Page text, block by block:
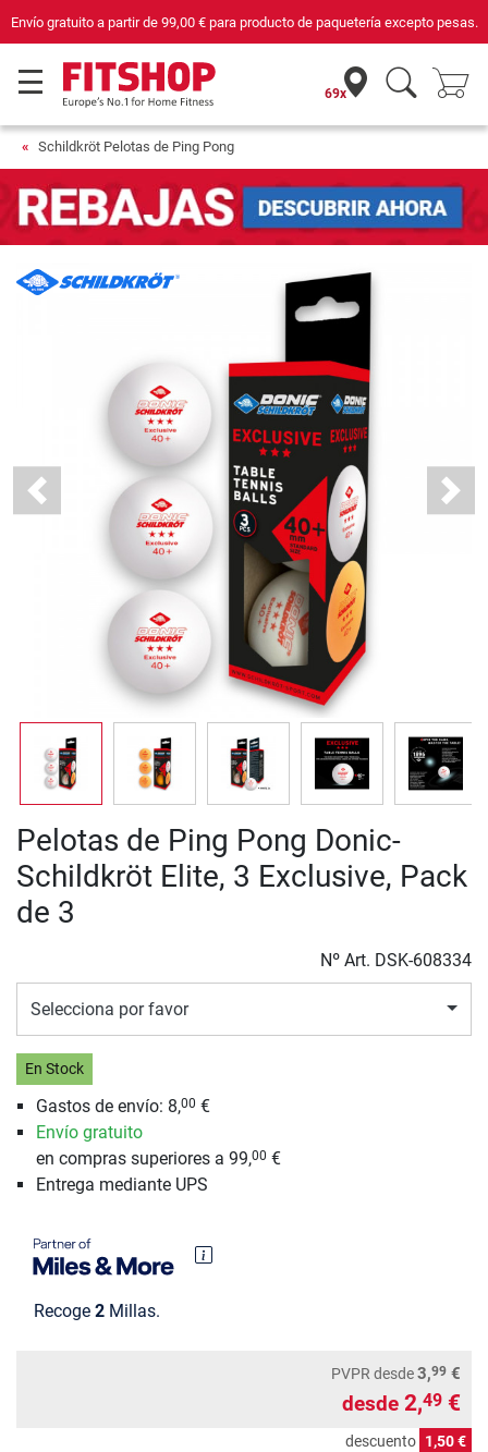
Envío gratuito a partir de 99,00 €para producto de paquetería excepto pesas.
69x
Schildkröt Pelotas de Ping Pong
Previous Next
Pelotas de Ping Pong Donic-
Schildkröt Elite, 3 Exclusive, Pack
de 3
Nº Art. DSK-608334
Selecciona por favor
En Stock
Gastos de envío: 8,00 €
Envío gratuito
en compras superiores a 99,00 €
Entrega mediante UPS
Recoge 2 Millas.
PVPR desde3,99 €
desde 2,49 €
descuento 1,50 €